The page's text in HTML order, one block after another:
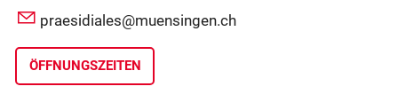
praesidiales@muensingen.ch
ÖFFNUNGSZEITEN